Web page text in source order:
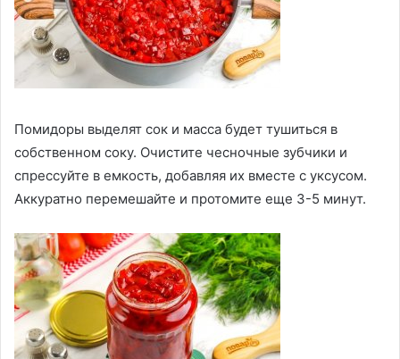
Помидоры выделят сок и масса будет тушиться в
собственном соку. Очистите чесночные зубчики и
спрессуйте в емкость, добавляя их вместе с уксусом.
Аккуратно перемешайте и протомите еще 3-5 минут.